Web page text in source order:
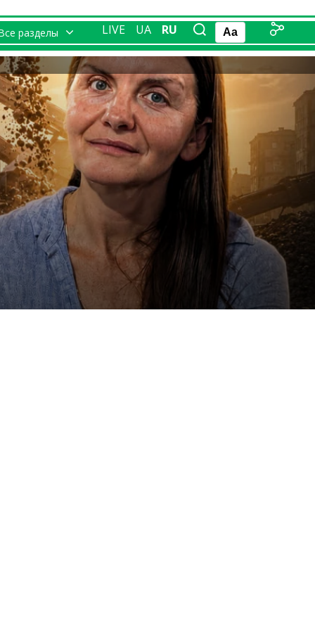
разделы LIVE UA RU Aa